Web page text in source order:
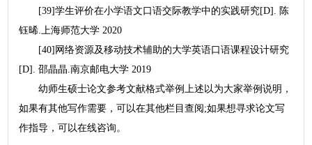
[39]学生评价在小学语文口语交际教学中的实践研究[D]. 陈
钰晞.上海师范大学 2020
[40]网络资源及移动技术辅助的大学英语口语课程设计研究
[D]. 邵晶晶.南京邮电大学 2019
幼师生硕士论文参考文献格式举例上述以为大家举例说明，
如果有其他写作需要，可以在其他栏目查阅;如果想寻求论文写
作指导，可以在线咨询。